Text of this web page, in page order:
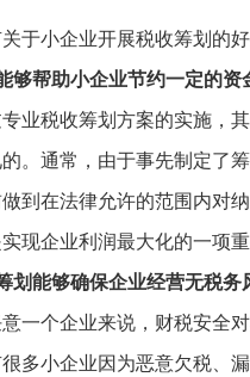
于小企业开展税收筹划的
够帮助小企业节约一定的资
业税收筹划方案的实施，
。通常，由于事先制定了
到在法律允许的范围内对
现企业利润最大化的一项重
划能够确保企业经营无税务
一个企业来说，财税安全
多小企业因为恶意欠税、